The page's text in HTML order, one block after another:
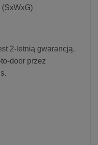
(SxWxG)
2-letnią gwarancją,
door przez